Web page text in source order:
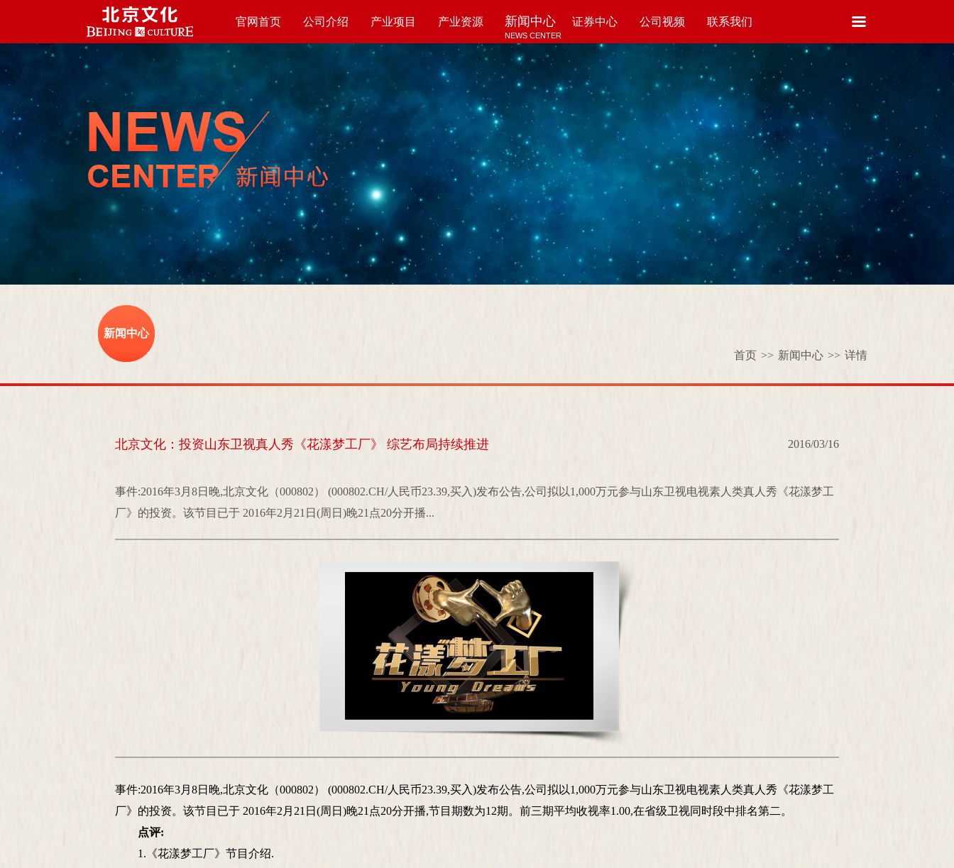
官网首页 公司介绍
ABOUT US
产业项目
PROJECTS
产业资源
RESOURCES
新闻中心
NEWS CENTER
证券中心
SECURITY
公司视频
VIDEO
联系我们
CONTACT US
新闻中心
首页 >> 新闻中心 >> 详情
北京文化：投资山东卫视真人秀《花漾梦工厂》 综艺布局持续推进 2016/03/16
事件:2016年3月8日晚,北京文化（000802） (000802.CH/人民币23.39,买入)发布公告,公司拟以1,000万元参与山东卫视电视素人类真人秀《花漾梦工
厂》的投资。该节目已于 2016年2月21日(周日)晚21点20分开播...
事件:2016年3月8日晚,北京文化（000802） (000802.CH/人民币23.39,买入)发布公告,公司拟以1,000万元参与山东卫视电视素人类真人秀《花漾梦工
厂》的投资。该节目已于 2016年2月21日(周日)晚21点20分开播,节目期数为12期。前三期平均收视率1.00,在省级卫视同时段中排名第二。
点评:
1.《花漾梦工厂》节目介绍.